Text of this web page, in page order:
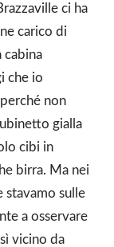
ci ha
carico di
cabina
che io
non
gialla
cibi in
birra. Ma nei
stavamo sulle
a osservare
vicino da